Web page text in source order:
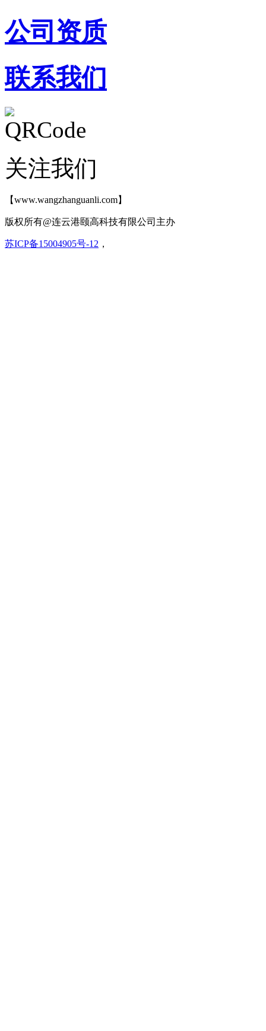
公司资质
联系我们
关注我们
【www.wangzhanguanli.com】
版权所有@连云港颐高科技有限公司主办
苏ICP备15004905号-12 ，